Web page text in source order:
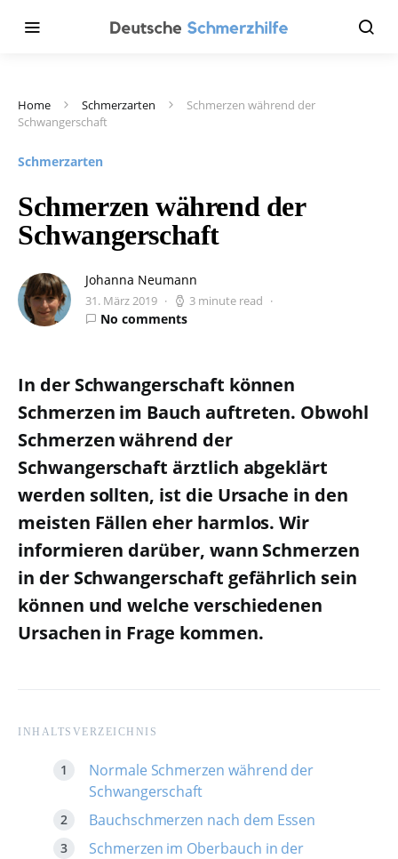
Home Schmerzarten
Schmerzen während der
Schwangerschaft
Schmerzarten
Schmerzen während der
Schwangerschaft
Johanna Neumann
31. März 2019 3 minute read
No comments
In der Schwangerschaft können
Schmerzen im Bauch auftreten. Obwohl
Schmerzen während der
Schwangerschaft ärztlich abgeklärt
werden sollten, ist die Ursache in den
meisten Fällen eher harmlos. Wir
informieren darüber, wann Schmerzen
in der Schwangerschaft gefährlich sein
können und welche verschiedenen
Ursachen in Frage kommen.
INHALTSVERZEICHNIS
Normale Schmerzen während der
Schwangerschaft
Bauchschmerzen nach dem Essen
Schmerzen im Oberbauch in der